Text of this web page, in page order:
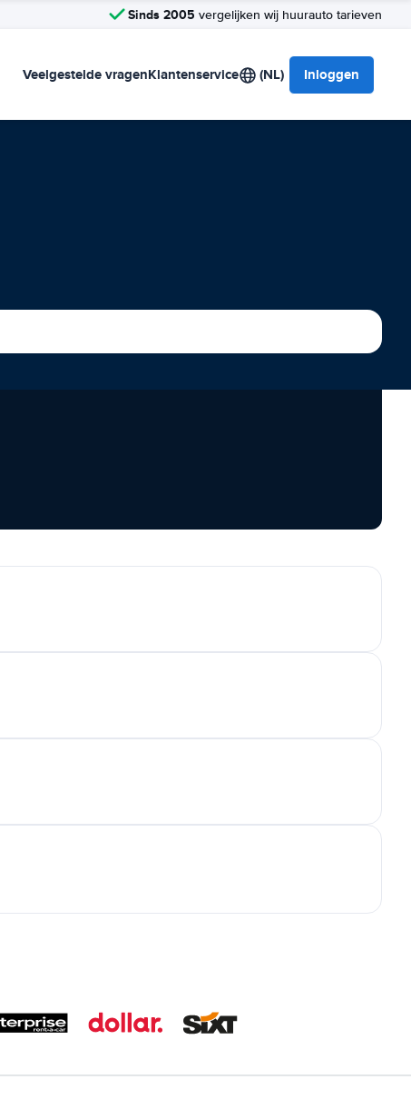
Sinds 2005 vergelijken wij huurauto tarieven
Veelgestelde vragenKlantenservice (NL) Inloggen